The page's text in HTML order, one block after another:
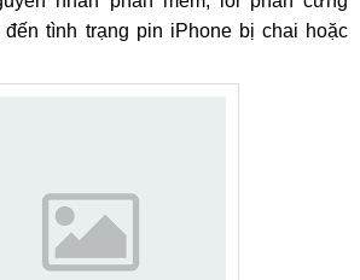
tình trạng pin iPhone bị chai hoặc